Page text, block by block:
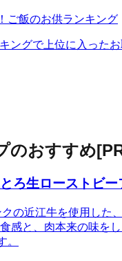
ご飯のお供ランキング
ングで上位に入った
のおすすめ
ろ生ローストビー
の近江牛を使用した
感と、肉本来の味を
。